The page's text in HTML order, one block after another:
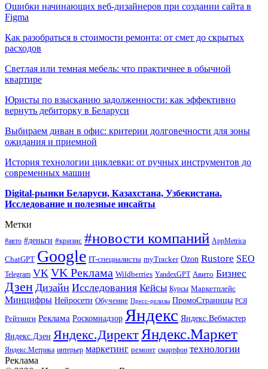
Ошибки начинающих веб-дизайнеров при создании сайта в
Figma
Как разобраться в стоимости ремонта: от смет до скрытых
расходов
Светлая или темная мебель: что практичнее в обычной
квартире
Юристы по взысканию задолженности: как эффективно
вернуть дебиторку в Беларуси
Выбираем диван в офис: критерии долговечности для зоны
ожидания и приемной
История технологии циклевки: от ручных инструментов до
современных машин
Digital-рынки Беларуси, Казахстана, Узбекистана.
Исследование и полезные инсайты
Метки
#авто #деньги #кризис #новости компаний AppMetrica
ChatGPT Google IT-специалисты myTracker Ozon Rustore SEO
Telegram VK VK Реклама Wildberries YandexGPT Авито Бизнес
Дзен Дизайн Исследования Кейсы Курсы Маркетплейс
Минцифры Нейросети Обучение Пресс-релизы ПромоСтраницы РСЯ
Рейтинги Реклама Роскомнадзор Яндекс Яндекс.Вебмастер
Яндекс.Дзен Яндекс.ДиректЯндекс.Маркет
Яндекс.Метрика интерьер маркетинг ремонт смартфон технологии
Реклама